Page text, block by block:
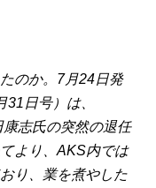
のか。7月24日発
日号）は、
志氏の突然の退任
より、AKS内では
り、業を煮やした